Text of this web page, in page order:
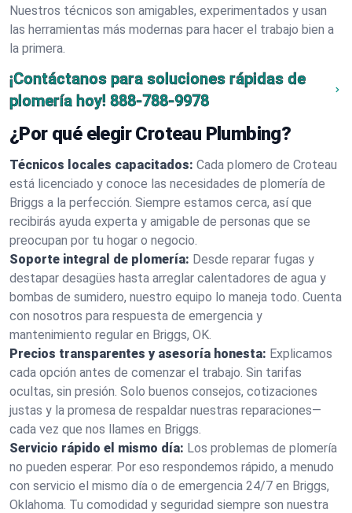
Nuestros técnicos son amigables, experimentados y usan
las herramientas más modernas para hacer el trabajo bien a
la primera.
¡Contáctanos para soluciones rápidas de
plomería hoy! 888-788-9978
¿Por qué elegir Croteau Plumbing?
Técnicos locales capacitados: Cada plomero de Croteau
está licenciado y conoce las necesidades de plomería de
Briggs a la perfección. Siempre estamos cerca, así que
recibirás ayuda experta y amigable de personas que se
preocupan por tu hogar o negocio.
Soporte integral de plomería: Desde reparar fugas y
destapar desagües hasta arreglar calentadores de agua y
bombas de sumidero, nuestro equipo lo maneja todo. Cuenta
con nosotros para respuesta de emergencia y
mantenimiento regular en Briggs, OK.
Precios transparentes y asesoría honesta: Explicamos
cada opción antes de comenzar el trabajo. Sin tarifas
ocultas, sin presión. Solo buenos consejos, cotizaciones
justas y la promesa de respaldar nuestras reparaciones—
cada vez que nos llames en Briggs.
Servicio rápido el mismo día: Los problemas de plomería
no pueden esperar. Por eso respondemos rápido, a menudo
con servicio el mismo día o de emergencia 24/7 en Briggs,
Oklahoma. Tu comodidad y seguridad siempre son nuestra